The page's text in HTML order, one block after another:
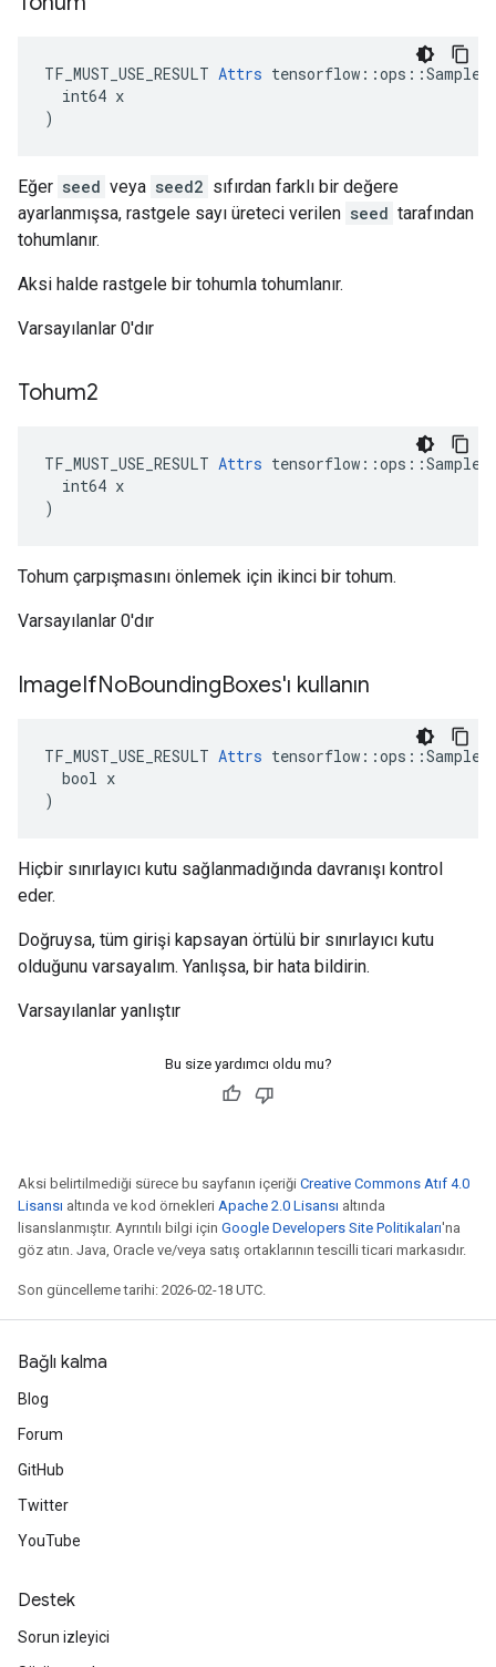
TF_MUST_USE_RESULT Attrs
  int64 x
)
Eğer seed veya seed2 sıfırdan farklı bir değere
ayarlanmışsa, rastgele sayı üreteci verilen seed tarafından
tohumlanır.
Aksi halde rastgele bir tohumla tohumlanır.
Varsayılanlar 0'dır
Tohum2
TF_MUST_USE_RESULT Attrs
  int64 x
)
Tohum çarpışmasını önlemek için ikinci bir tohum.
Varsayılanlar 0'dır
ImageIfNoBoundingBoxes'ı kullanın
TF_MUST_USE_RESULT Attrs
  bool x
)
Hiçbir sınırlayıcı kutu sağlanmadığında davranışı kontrol
eder.
Doğruysa, tüm girişi kapsayan örtülü bir sınırlayıcı kutu
olduğunu varsayalım. Yanlışsa, bir hata bildirin.
Varsayılanlar yanlıştır
Bu size yardımcı oldu mu?
Aksi belirtilmediği sürece bu sayfanın içeriği Creative Commons Atıf 4.0
Lisansı altında ve kod örnekleri Apache 2.0 Lisansı altında
lisanslanmıştır. Ayrıntılı bilgi için Google Developers Site Politikaları'na
göz atın. Java, Oracle ve/veya satış ortaklarının tescilli ticari markasıdır.
Son güncelleme tarihi: 2026-02-18 UTC.
Bağlı kalma
Blog
Forum
GitHub
Twitter
YouTube
Destek
Sorun izleyici